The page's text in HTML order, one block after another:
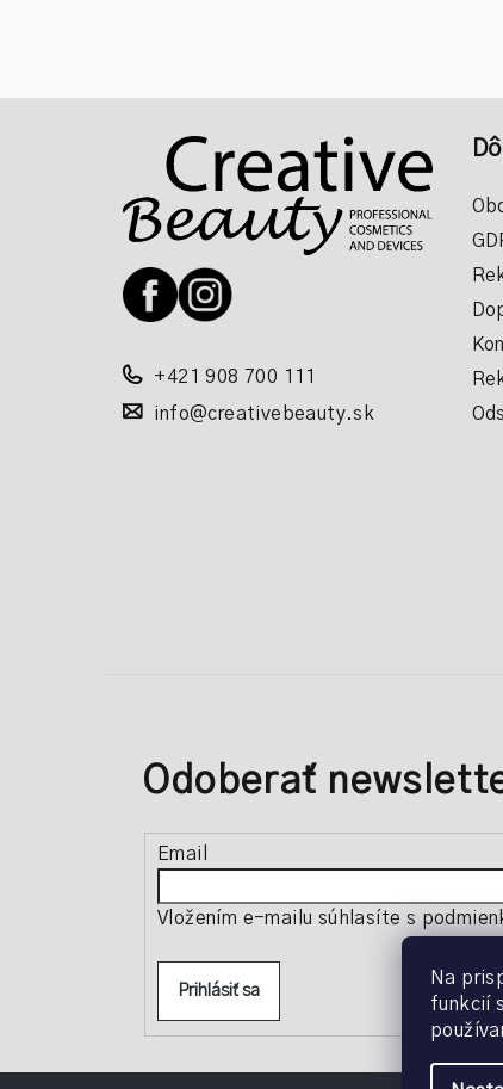
Na
funkcií
+421 908 700 111
info@creativebeauty.sk
Odoberať
Email
Vložením e-mailu súhlasíte s
Prihlásiť sa